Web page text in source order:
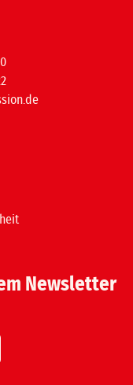
Newsletter